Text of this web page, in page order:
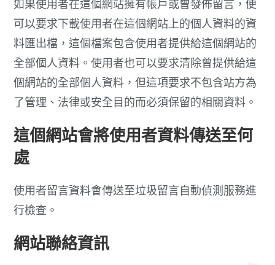
如果使用者在這個網站擁有帳戶或曾發佈留言，便
可以要求下載使用者在這個網站上的個人資料的資
料匯出檔，這個檔案包含使用者提供給這個網站的
全部個人資料。使用者也可以要求清除曾提供給這
個網站的全部個人資料，但這項要求不包含站方為
了管理、法律或安全目的而必須保留的相關資料。
這個網站會將使用者資料傳送至何
處
使用者留言資料會傳送至垃圾留言自動偵測服務進
行檢查。
網站聯絡資訊